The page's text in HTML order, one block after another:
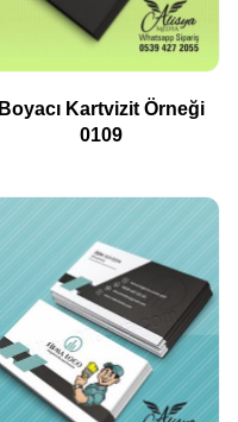
Boyacı Kartvizit Örneği
0109